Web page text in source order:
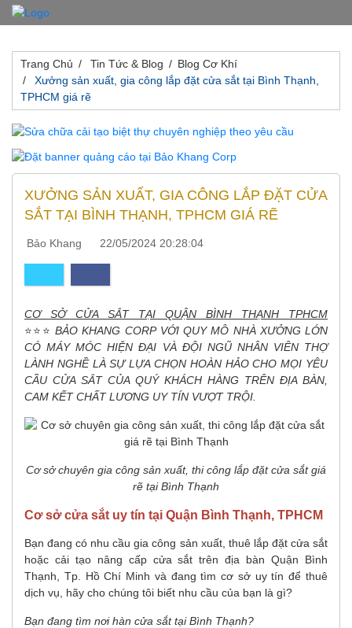
Trang Chủ Tin Tức & Blog
Blog Cơ Khí
Xưởng sản xuất, gia công lắp đặt cửa sắt tại Bình Thạnh,
TPHCM giá rẽ
XƯỞNG SẢN XUẤT, GIA CÔNG LẮP ĐẶT CỬA
SẮT TẠI BÌNH THẠNH, TPHCM GIÁ RẼ
Bảo Khang 22/05/2024 20:28:04
CƠ SỞ CỬA SẮT TẠI QUẬN BÌNH THẠNH TPHCM
⭐⭐⭐ BẢO KHANG CORP VỚI QUY MÔ NHÀ XƯỞNG LỚN
CÓ MÁY MÓC HIỆN ĐẠI VÀ ĐỘI NGŨ NHÂN VIÊN THỢ
LÀNH NGHỀ LÀ SỰ LỰA CHỌN HOÀN HẢO CHO MỌI YÊU
CẦU CỬA SẮT CỦA QUÝ KHÁCH HÀNG TRÊN ĐỊA BÀN,
CAM KẾT CHẤT LƯƠNG UY TÍN VƯỢT TRỘI.
Cơ sở chuyên gia công sản xuất, thi công lắp đặt cửa sắt giá
rẽ tại Bình Thạnh
Cơ sở cửa sắt uy tín tại Quận Bình Thạnh, TPHCM
Bạn đang có nhu cầu gia công sản xuất, thuê lắp đặt cửa sắt
hoặc cải tạo nâng cấp cửa sắt trên địa bàn Quận Bình
Thạnh, Tp. Hồ Chí Minh và đang tìm cơ sở uy tín để thuê
dịch vụ, hãy cho chúng tôi biết nhu cầu của bạn là gì?
Bạn đang tìm nơi hàn cửa sắt tại Bình Thạnh?